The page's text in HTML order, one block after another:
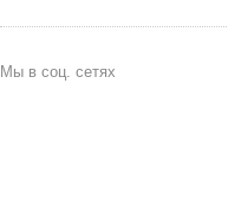
Мы в соц. сетях